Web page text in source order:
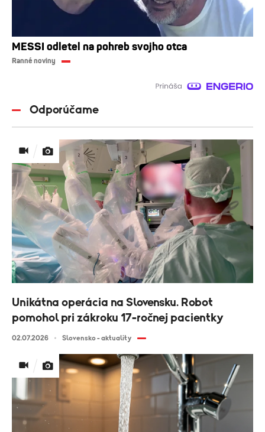
MESSI odletel na pohreb svojho otca
Ranné noviny
Odporúčame
Unikátna operácia na Slovensku. Robot
pomohol pri zákroku 17-ročnej pacientky
02.07.2026 Slovensko - aktuality